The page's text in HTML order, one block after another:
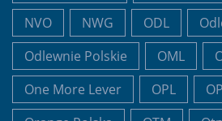
NVO
NWG ODL
Odlewnie Polskie
OML
One More Lever
OPL